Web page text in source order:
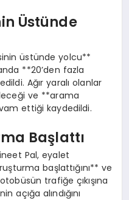
Üstünde
üstünde yolcu**
**20’den fazla
Ağır yaralı olanlar
ve **arama
ettiği kaydedildi.
Başlattı
Pal, eyalet
başlattığını** ve
trafiğe çıkışına
açığa alındığını